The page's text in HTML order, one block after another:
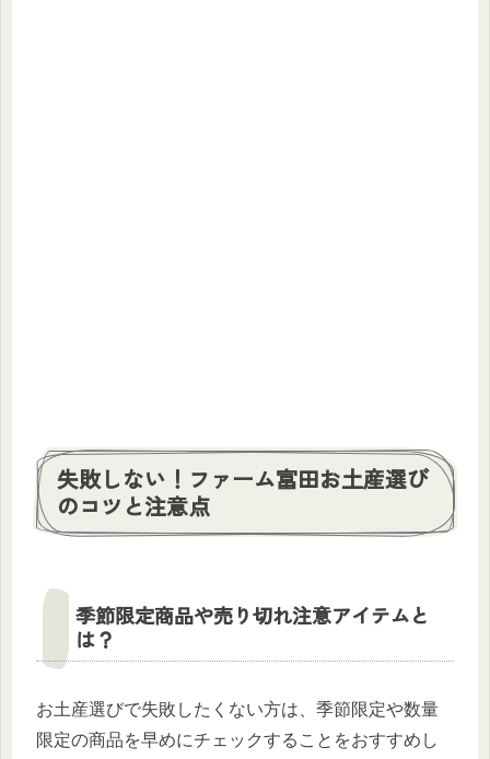
失敗しない！ファーム富田お土産選び
のコツと注意点
季節限定商品や売り切れ注意アイテムと
は？
お土産選びで失敗したくない方は、季節限定や数量
限定の商品を早めにチェックすることをおすすめし